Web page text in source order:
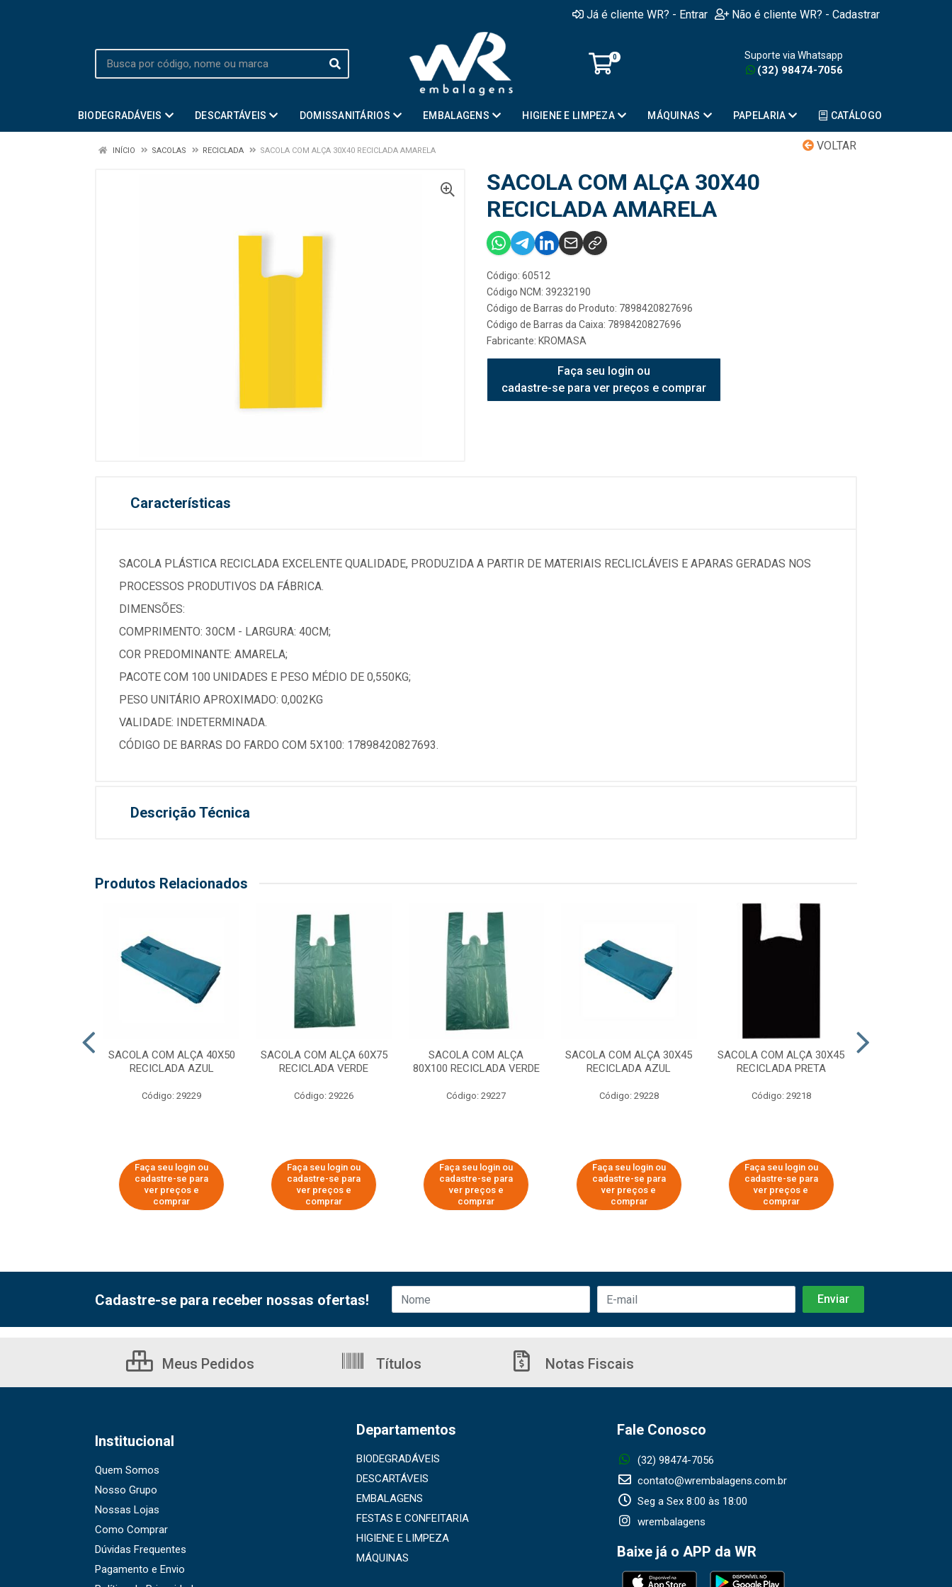
Já é cliente WR? - Entrar Não é cliente WR? - Cadastrar
0 Suporte via Whatsapp
(32) 98474-7056
BIODEGRADÁVEIS DESCARTÁVEIS DOMISSANITÁRIOS EMBALAGENS HIGIENE E LIMPEZA MÁQUINAS PAPELARIA CATÁLOGO
VOLTAR
INÍCIO SACOLAS RECICLADA SACOLA COM ALÇA 30X40 RECICLADA AMARELA
SACOLA COM ALÇA 30X40
RECICLADA AMARELA
Código: 60512
Código NCM: 39232190
Código de Barras do Produto: 7898420827696
Código de Barras da Caixa: 7898420827696
Fabricante: KROMASA
Faça seu login ou
cadastre-se para ver preços e comprar
Características
SACOLA PLÁSTICA RECICLADA EXCELENTE QUALIDADE, PRODUZIDA A PARTIR DE MATERIAIS RECLICLÁVEIS E APARAS GERADAS NOS
PROCESSOS PRODUTIVOS DA FÁBRICA.
DIMENSÕES:
COMPRIMENTO: 30CM - LARGURA: 40CM;
COR PREDOMINANTE: AMARELA;
PACOTE COM 100 UNIDADES E PESO MÉDIO DE 0,550KG;
PESO UNITÁRIO APROXIMADO: 0,002KG
VALIDADE: INDETERMINADA.
CÓDIGO DE BARRAS DO FARDO COM 5X100: 17898420827693.
Descrição Técnica
Produtos Relacionados
SACOLA COM ALÇA 40X50
RECICLADA AZUL
Código: 29229
Faça seu login ou
cadastre-se para
ver preços e
comprar
SACOLA COM ALÇA 60X75
RECICLADA VERDE
Código: 29226
Faça seu login ou
cadastre-se para
ver preços e
comprar
SACOLA COM ALÇA
80X100 RECICLADA VERDE
Código: 29227
Faça seu login ou
cadastre-se para
ver preços e
comprar
SACOLA COM ALÇA 30X45
RECICLADA AZUL
Código: 29228
Faça seu login ou
cadastre-se para
ver preços e
comprar
SACOLA COM ALÇA 30X45
RECICLADA PRETA
Código: 29218
Faça seu login ou
cadastre-se para
ver preços e
comprar
Cadastre-se para receber nossas ofertas!
Meus Pedidos Títulos Notas Fiscais
Institucional
Quem Somos
Nosso Grupo
Nossas Lojas
Como Comprar
Dúvidas Frequentes
Pagamento e Envio
Departamentos
BIODEGRADÁVEIS
DESCARTÁVEIS
EMBALAGENS
FESTAS E CONFEITARIA
HIGIENE E LIMPEZA
MÁQUINAS
Fale Conosco
(32) 98474-7056
contato@wrembalagens.com.br
Seg a Sex 8:00 às 18:00
wrembalagens
Baixe já o APP da WR